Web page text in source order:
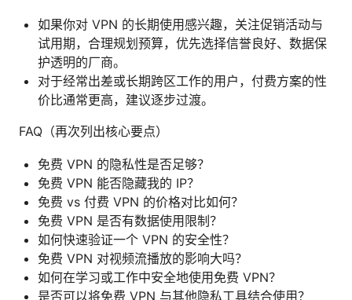
如果你对 VPN 的长期使用感兴趣，关注促销活动与
试用期，合理规划预算，优先选择信誉良好、数据保
护透明的厂商。
对于经常出差或长期跨区工作的用户，付费方案的性
价比通常更高，建议逐步过渡。
FAQ（再次列出核心要点）
免费 VPN 的隐私性是否足够？
免费 VPN 能否隐藏我的 IP？
免费 vs 付费 VPN 的价格对比如何？
免费 VPN 是否有数据使用限制？
如何快速验证一个 VPN 的安全性？
免费 VPN 对视频流播放的影响大吗？
如何在学习或工作中安全地使用免费 VPN？
是否可以将免费 VPN 与其他隐私工具结合使用？